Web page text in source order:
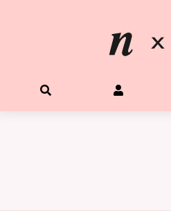
首頁
關於星光水晶